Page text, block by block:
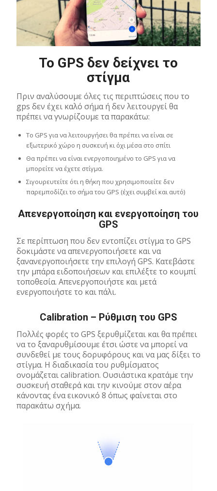
Το GPS δεν δείχνει το
στίγμα
Πριν αναλύσουμε όλες τις περιπτώσεις που το
gps δεν έχει καλό σήμα ή δεν λειτουργεί θα
πρέπει να γνωρίζουμε τα παρακάτω:
Το GPS για να λειτουργήσει θα πρέπει να είναι σε
εξωτερικό χώρο η συσκευή κι όχι μέσα στο σπίτι
Θα πρέπει να είναι ενεργοποιημένο το GPS για να
μπορείτε να έχετε στίγμα.
Σιγουρευτείτε ότι η θήκη που χρησιμοποιείτε δεν
παρεμποδίζει το σήμα του GPS (έχει συμβεί και αυτό)
Απενεργοποίηση και ενεργοποίηση του
GPS
Σε περίπτωση που δεν εντοπίζει στίγμα το GPS
δοκιμάστε να απενεργοποιήσετε και να
ξανανεργοποιήσετε την επιλογή GPS. Κατεβάστε
την μπάρα ειδοποιήσεων και επιλέξτε το κουμπί
τοποθεσία. Απενεργοποιήστε και μετά
ενεργοποιήστε το και πάλι.
Calibration – Ρύθμιση του GPS
Πολλές φορές το GPS ξερυθμίζεται και θα πρέπει
να το ξαναρυθμίσουμε έτσι ώστε να μπορεί να
συνδεθεί με τους δορυφόρους και να μας δίξει το
στίγμα. Η διαδικασία του ρυθμίσματος
ονομάζεται calibration. Ουσιάστικα κρατάμε την
συσκευή σταθερά και την κινούμε στον αέρα
κάνοντας ένα εικονικό 8 όπως φαίνεται στο
παρακάτω σχήμα.